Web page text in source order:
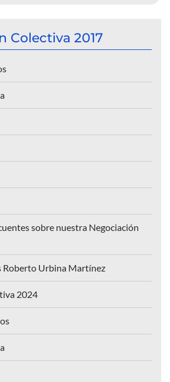
Colectiva 2017
sobre nuestra Negociación
Roberto Urbina Martínez
2024